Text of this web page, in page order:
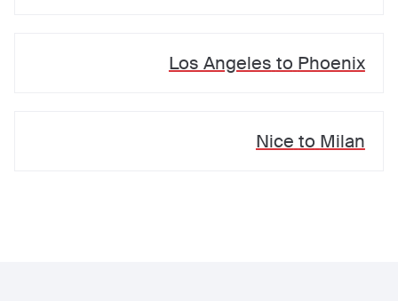
Los Angeles to Phoenix
Nice to Milan